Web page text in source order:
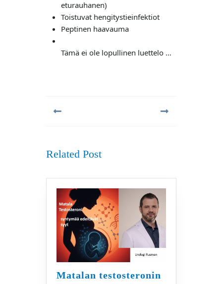
eturauhanen)
Toistuvat hengitystieinfektiot
Peptinen haavauma
Tämä ei ole lopullinen luettelo …
Related Post
Matalan testosteronin